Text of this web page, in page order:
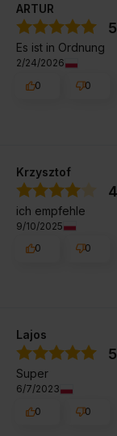
ARTUR
5
Es ist in Ordnung
2/24/2026
0
0
Krzysztof
4
ich empfehle
9/10/2025
0
0
Lajos
5
Super
6/7/2023
0
0